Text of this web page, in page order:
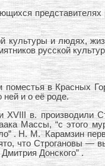
культуры и людях,
русской
в Красных
и о её роде.
в. производили
Массы, “с этого
. Н. М. Карамзин
что Строгановы
Донского” .